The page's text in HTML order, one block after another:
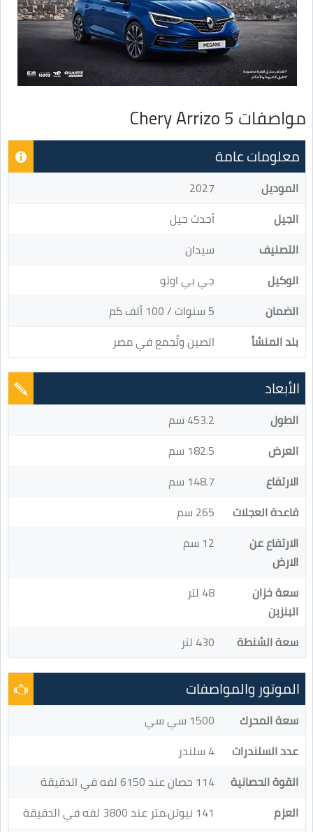
مواصفات Chery Arrizo 5
معلومات عامة
الموديل
2027
الجيل
أحدث جيل
التصنيف
سيدان
الوكيل
جي بي اوتو
الضمان
5 سنوات / 100 ألف كم
بلد المنشأ
الصين وتُجمع في مصر
الأبعاد
الطول
453.2 سم
العرض
182.5 سم
الارتفاع
148.7 سم
قاعدة العجلات
265 سم
الارتفاع عن
الارض
12 سم
سعة خزان
البنزين
48 لتر
سعة الشنطة 430 لتر
الموتور والمواصفات
سعة المحرك
1500 سي سي
عدد السلندرات
4 سلندر
القوة الحصانية
114 حصان عند 6150 لفه في الدقيقة
العزم
141 نيوتن.متر عند 3800 لفه في الدقيقة